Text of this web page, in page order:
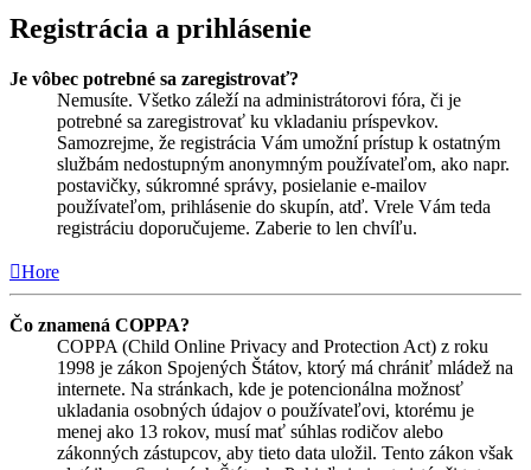
Registrácia a prihlásenie
Je vôbec potrebné sa zaregistrovať?
Nemusíte. Všetko záleží na administrátorovi fóra, či je
potrebné sa zaregistrovať ku vkladaniu príspevkov.
Samozrejme, že registrácia Vám umožní prístup k ostatným
službám nedostupným anonymným používateľom, ako napr.
postavičky, súkromné správy, posielanie e-mailov
používateľom, prihlásenie do skupín, atď. Vrele Vám teda
registráciu doporučujeme. Zaberie to len chvíľu.
Hore
Čo znamená COPPA?
COPPA (Child Online Privacy and Protection Act) z roku
1998 je zákon Spojených Štátov, ktorý má chrániť mládež na
internete. Na stránkach, kde je potencionálna možnosť
ukladania osobných údajov o používateľovi, ktorému je
menej ako 13 rokov, musí mať súhlas rodičov alebo
zákonných zástupcov, aby tieto data uložil. Tento zákon však